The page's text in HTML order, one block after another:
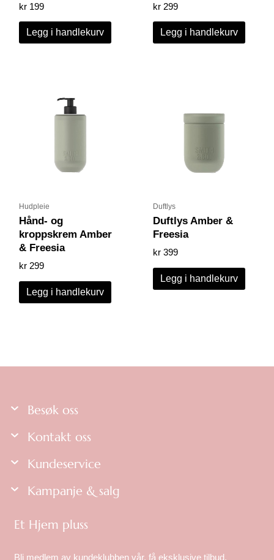
kr 199
Legg i handlekurv
kr 299
Legg i handlekurv
Hudpleie
Hånd- og
kroppskrem Amber
& Freesia
kr 299
Legg i handlekurv
Duftlys
Duftlys Amber &
Freesia
kr 399
Legg i handlekurv
Besøk oss
Kontakt oss
Kundeservice
Kampanje & salg
Et Hjem pluss
Bli medlem av kundeklubben vår, få eksklusive tilbud,